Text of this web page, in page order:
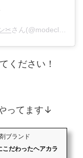
✂︎さん(@modecloudhairdesign)がシェアした投稿 -
ください！
ってます↓
ブランド
だわったヘアカラ